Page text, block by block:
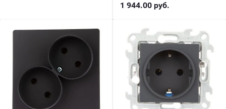
1 944.00 руб.